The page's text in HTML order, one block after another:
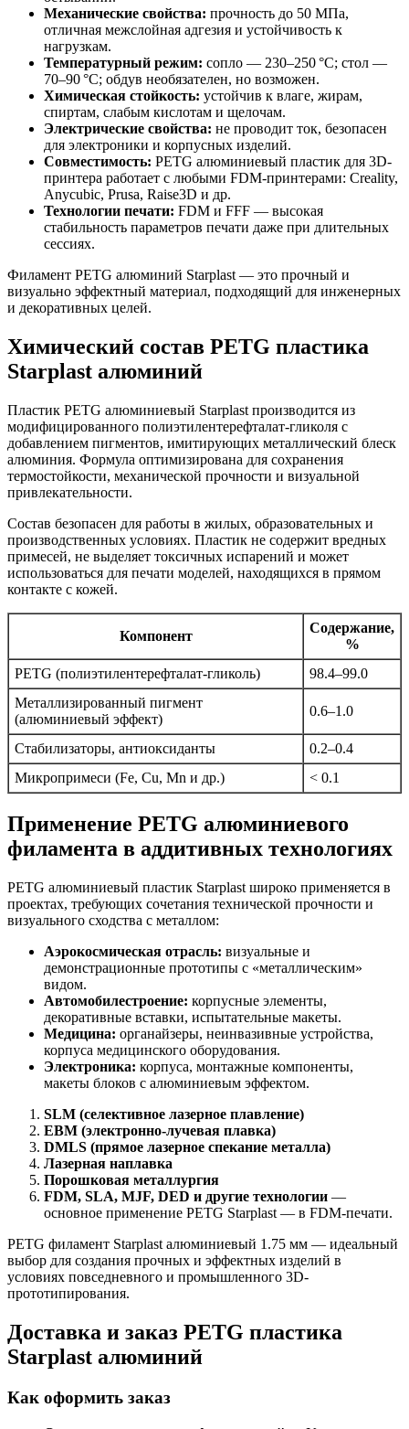
Механические свойства: прочность до 50 МПа,
отличная межслойная адгезия и устойчивость к
нагрузкам.
Температурный режим: сопло — 230–250 °C; стол —
70–90 °C; обдув необязателен, но возможен.
Химическая стойкость: устойчив к влаге, жирам,
спиртам, слабым кислотам и щелочам.
Электрические свойства: не проводит ток, безопасен
для электроники и корпусных изделий.
Совместимость: PETG алюминиевый пластик для 3D-
принтера работает с любыми FDM-принтерами: Creality,
Anycubic, Prusa, Raise3D и др.
Технологии печати: FDM и FFF — высокая
стабильность параметров печати даже при длительных
сессиях.
Филамент PETG алюминий Starplast — это прочный и
визуально эффектный материал, подходящий для инженерных
и декоративных целей.
Химический состав PETG пластика
Starplast алюминий
Пластик PETG алюминиевый Starplast производится из
модифицированного полиэтилентерефталат-гликоля с
добавлением пигментов, имитирующих металлический блеск
алюминия. Формула оптимизирована для сохранения
термостойкости, механической прочности и визуальной
привлекательности.
Состав безопасен для работы в жилых, образовательных и
производственных условиях. Пластик не содержит вредных
примесей, не выделяет токсичных испарений и может
использоваться для печати моделей, находящихся в прямом
контакте с кожей.
Компонент
Содержание,
%
PETG (полиэтилентерефталат-гликоль)
98.4–99.0
Металлизированный пигмент
(алюминиевый эффект)
0.6–1.0
Стабилизаторы, антиоксиданты
0.2–0.4
Микропримеси (Fe, Cu, Mn и др.)
< 0.1
Применение PETG алюминиевого
филамента в аддитивных технологиях
PETG алюминиевый пластик Starplast широко применяется в
проектах, требующих сочетания технической прочности и
визуального сходства с металлом:
Аэрокосмическая отрасль: визуальные и
демонстрационные прототипы с «металлическим»
видом.
Автомобилестроение: корпусные элементы,
декоративные вставки, испытательные макеты.
Медицина: органайзеры, неинвазивные устройства,
корпуса медицинского оборудования.
Электроника: корпуса, монтажные компоненты,
макеты блоков с алюминиевым эффектом.
SLM (селективное лазерное плавление)
EBM (электронно-лучевая плавка)
DMLS (прямое лазерное спекание металла)
Лазерная наплавка
Порошковая металлургия
FDM, SLA, MJF, DED и другие технологии —
основное применение PETG Starplast — в FDM-печати.
PETG филамент Starplast алюминиевый 1.75 мм — идеальный
выбор для создания прочных и эффектных изделий в
условиях повседневного и промышленного 3D-
прототипирования.
Доставка и заказ PETG пластика
Starplast алюминий
Как оформить заказ